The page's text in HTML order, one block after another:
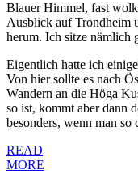
Blauer Himmel, fast
Ausblick auf Trondheim
herum. Ich sitze nämlich
Eigentlich hatte ich
Von hier sollte es nach
Wandern an die Höga
so ist, kommt aber dann
besonders, wenn man so
READ
MORE